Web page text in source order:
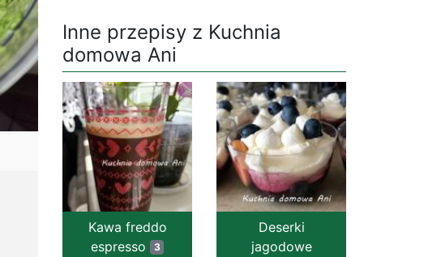
Inne przepisy z Kuchnia
domowa Ani
Kawa freddo
espresso
3
Deserki
jagodowe